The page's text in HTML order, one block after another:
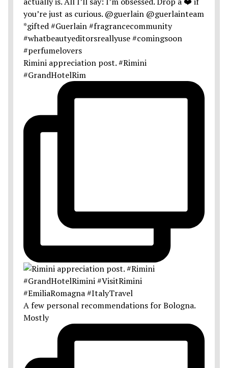
Rimini appreciation post. #Rimini
#GrandHotelRim
A few personal recommendations for Bologna.
Mostly